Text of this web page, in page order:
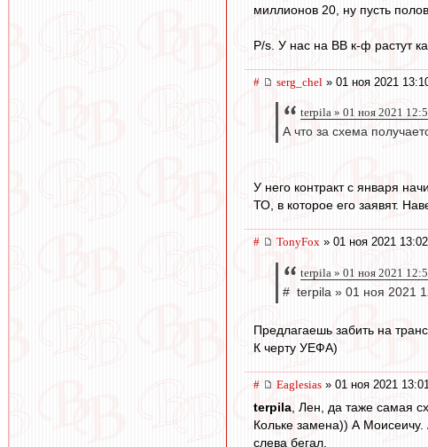
миллионов 20, ну пусть
P/s. У нас на ВВ к-ф растут
# serg_chel » 01 ноя 2021
terpila » 01 ноя 2021
А что за схема
У него контракт с января
ТО, в которое его заявят.
# TonyFox » 01 ноя 2021 13:02
terpila » 01 ноя 2021
# terpila » 01 ноя 2021
Предлагаешь забить на
К черту УЕФА)
# Eaglesias » 01 ноя 2021 13:01
terpila, Лен, да таже самая
Кольке замена)) А Моисеичу.
слева бегал.